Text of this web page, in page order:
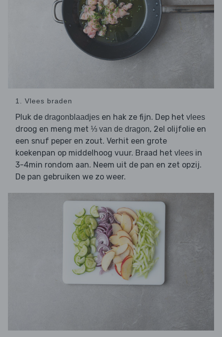
1. Vlees braden
Pluk de dragonblaadjes en hak ze fijn. Dep het vlees
droog en meng met ⅓ van de dragon, 2el olijfolie en
een snuf peper en zout. Verhit een grote
koekenpan op middelhoog vuur. Braad het vlees in
3-4min rondom aan. Neem uit de pan en zet opzij.
De pan gebruiken we zo weer.